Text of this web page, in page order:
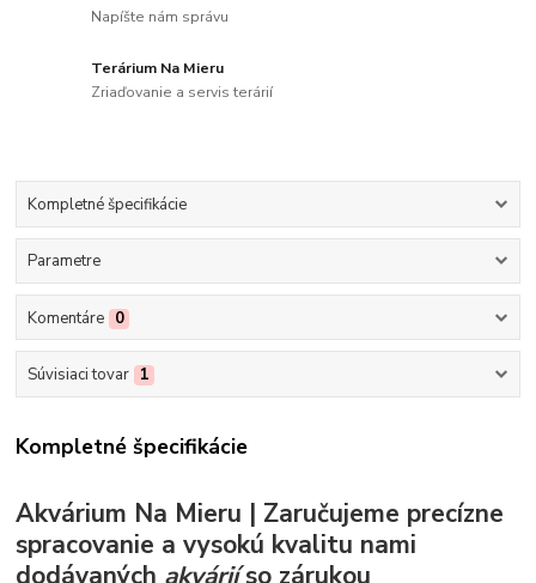
Napíšte nám správu
Terárium Na Mieru
Zriaďovanie a servis terárií
Kompletné špecifikácie
Parametre
Komentáre 0
Súvisiaci tovar 1
Kompletné špecifikácie
Akvárium Na Mieru | Zaručujeme precízne
spracovanie a vysokú kvalitu nami
dodávaných akváriíso zárukou